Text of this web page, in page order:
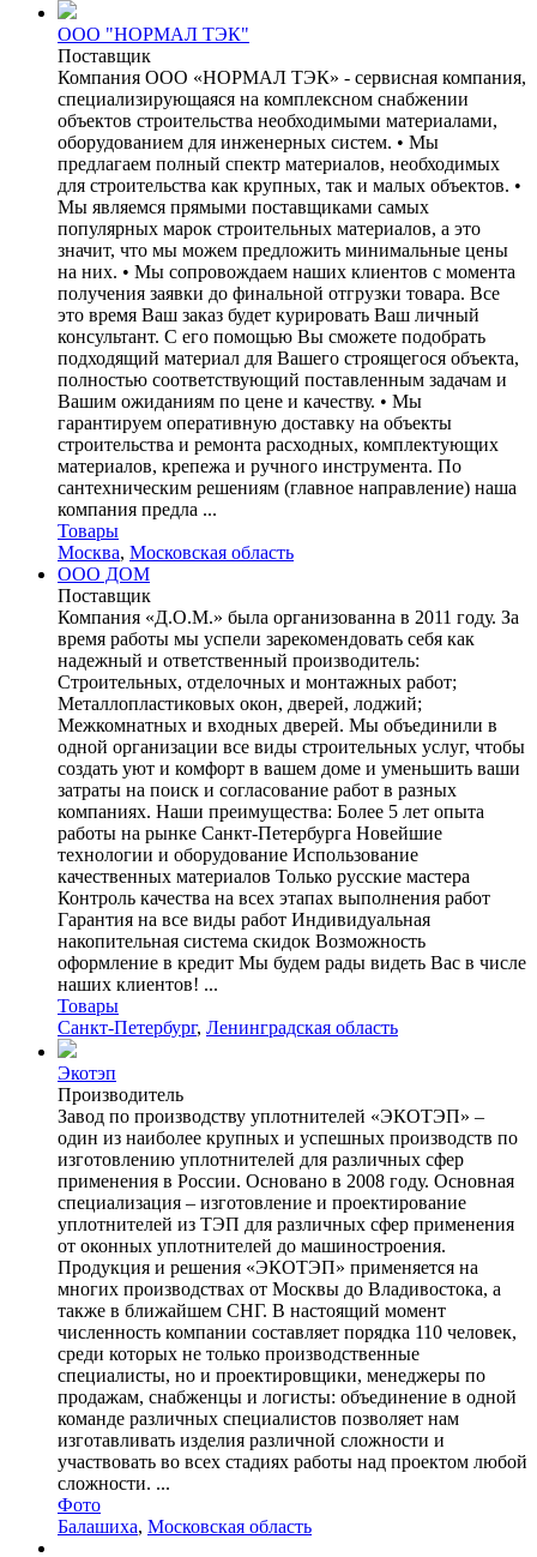
ООО "НОРМАЛ ТЭК"
Поставщик
Компания ООО «НОРМАЛ ТЭК» - сервисная компания,
специализирующаяся на комплексном снабжении
объектов строительства необходимыми материалами,
оборудованием для инженерных систем. • Мы
предлагаем полный спектр материалов, необходимых
для строительства как крупных, так и малых объектов. •
Мы являемся прямыми поставщиками самых
популярных марок строительных материалов, а это
значит, что мы можем предложить минимальные цены
на них. • Мы сопровождаем наших клиентов с момента
получения заявки до финальной отгрузки товара. Все
это время Ваш заказ будет курировать Ваш личный
консультант. С его помощью Вы сможете подобрать
подходящий материал для Вашего строящегося объекта,
полностью соответствующий поставленным задачам и
Вашим ожиданиям по цене и качеству. • Мы
гарантируем оперативную доставку на объекты
строительства и ремонта расходных, комплектующих
материалов, крепежа и ручного инструмента. По
сантехническим решениям (главное направление) наша
компания предла ...
Товары
Москва, Московская область
ООО ДОМ
Поставщик
Компания «Д.О.М.» была организованна в 2011 году. За
время работы мы успели зарекомендовать себя как
надежный и ответственный производитель:
Строительных, отделочных и монтажных работ;
Металлопластиковых окон, дверей, лоджий;
Межкомнатных и входных дверей. Мы объединили в
одной организации все виды строительных услуг, чтобы
создать уют и комфорт в вашем доме и уменьшить ваши
затраты на поиск и согласование работ в разных
компаниях. Наши преимущества: Более 5 лет опыта
работы на рынке Санкт-Петербурга Новейшие
технологии и оборудование Использование
качественных материалов Только русские мастера
Контроль качества на всех этапах выполнения работ
Гарантия на все виды работ Индивидуальная
накопительная система скидок Возможность
оформление в кредит Мы будем рады видеть Вас в числе
наших клиентов! ...
Товары
Санкт-Петербург, Ленинградская область
Экотэп
Производитель
Завод по производству уплотнителей «ЭКОТЭП» –
один из наиболее крупных и успешных производств по
изготовлению уплотнителей для различных сфер
применения в России. Основано в 2008 году. Основная
специализация – изготовление и проектирование
уплотнителей из ТЭП для различных сфер применения
от оконных уплотнителей до машиностроения.
Продукция и решения «ЭКОТЭП» применяется на
многих производствах от Москвы до Владивостока, а
также в ближайшем СНГ. В настоящий момент
численность компании составляет порядка 110 человек,
среди которых не только производственные
специалисты, но и проектировщики, менеджеры по
продажам, снабженцы и логисты: объединение в одной
команде различных специалистов позволяет нам
изготавливать изделия различной сложности и
участвовать во всех стадиях работы над проектом любой
сложности. ...
Фото
Балашиха, Московская область